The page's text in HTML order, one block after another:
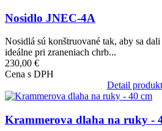
Nosidlo JNEC-4A
Nosidlá sú konštruované tak, aby sa
ideálne pri zraneniach chrb...
230,00 €
Cena s DPH
Detail
Obrázok
Krammerova dlaha na ruky -